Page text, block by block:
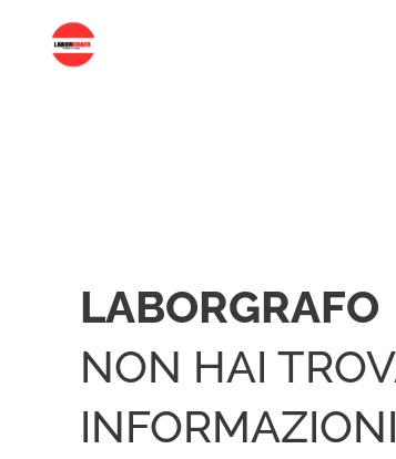
LABORGRAFO
NON HAI